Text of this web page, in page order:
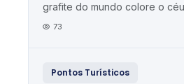
grafite do mundo colore o
armazéns centenários
73
Pontos Turísticos